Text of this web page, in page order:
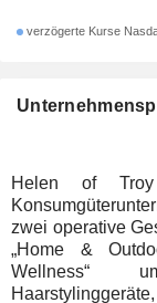
Helen of
zwei operative
„Home &
Wellness“
verzögerte Kurse